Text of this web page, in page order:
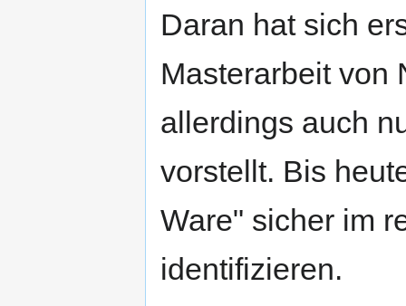
Daran hat sich
Masterarbeit von
allerdings auch
vorstellt. Bis
Ware" sicher im
identifizieren.